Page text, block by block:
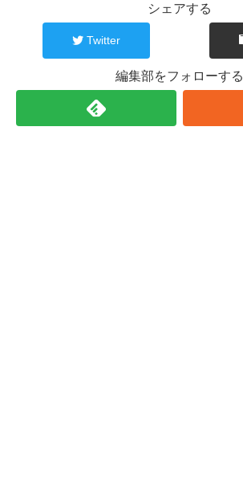
シェアする
Twitter
編集部をフォローする